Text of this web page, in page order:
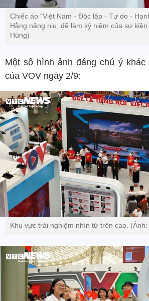
Chiếc áo "Việt Nam - Độc lập - Tự do -
Hằng nâng niu, để làm kỷ niệm của sự
Hùng)
Một số hình ảnh đáng chú ý
của VOV ngày 2/9:
Khu vực trải nghiệm nhìn từ trên cao.